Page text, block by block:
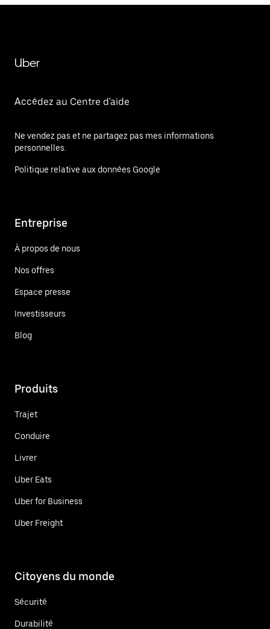
Uber
Accédez au Centre d'aide
Ne vendez pas et ne partagez pas mes informations
personnelles.
Politique relative aux données Google
Entreprise
À propos de nous
Nos offres
Espace presse
Investisseurs
Blog
Produits
Trajet
Conduire
Livrer
Uber Eats
Uber for Business
Uber Freight
Citoyens du monde
Sécurité
Durabilité